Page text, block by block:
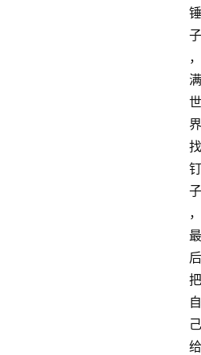
锤
子
，
满
世
界
找
钉
子
，
最
后
把
自
己
给